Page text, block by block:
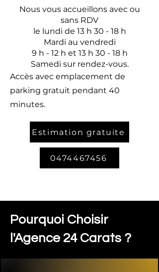
Nous vous accueillons avec ou
sans RDV
le lundi de 13 h 30 - 18 h
Mardi au vendredi
9 h - 12 h et 13 h 30 - 18 h
Samedi sur rendez-vous.
Accès avec emplacement de
parking gratuit pendant 40
minutes.
Estimation gratuite
0474467456
Pourquoi Choisir
l'Agence 24 Carats ?